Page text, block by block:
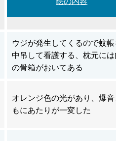
ウジが発生してくるので蚊帳
中吊して看護する、枕元には
の骨箱がおいてある
オレンジ色の光があり、爆音
もにあたりが一変した